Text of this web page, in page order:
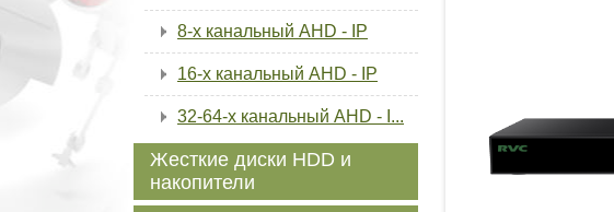
8-х канальный AHD - IP
16-х канальный AHD - IP
32-64-x канальный AHD - I...
Жесткие диски HDD и
накопители